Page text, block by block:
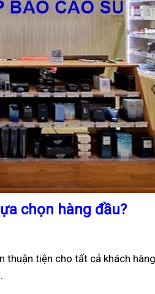
chọn hàng đầu?
tiện cho tất cả khách